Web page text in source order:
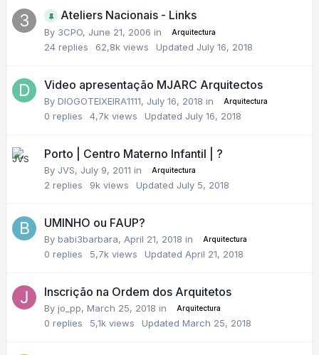
Ateliers Nacionais - Links
By 3CPO, June 21, 2006 in Arquitectura
24 replies 62,8k views Updated July 16, 2018
Video apresentação MJARC Arquitectos
By DIOGOTEIXEIRA1111, July 16, 2018 in Arquitectura
0 replies 4,7k views Updated July 16, 2018
Porto | Centro Materno Infantil | ?
By JVS, July 9, 2011 in Arquitectura
2 replies 9k views Updated July 5, 2018
UMINHO ou FAUP?
By babi3barbara, April 21, 2018 in Arquitectura
0 replies 5,7k views Updated April 21, 2018
Inscrição na Ordem dos Arquitetos
By jo_pp, March 25, 2018 in Arquitectura
0 replies 5,1k views Updated March 25, 2018